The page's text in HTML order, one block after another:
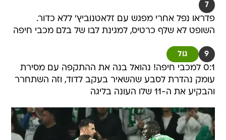
7
פדראו נפל אחרי מפגש עם זלאטנוביץ' ללא כדור.
השופט לא שלף כרטיס, למגינת לבו של בלם מכבי חיפה
9 גול
0:1 למכבי חיפה! נהואל בנה את ההתקפה עם מסירת
עומק נהדרת לסבע שהשאיר בעקב לדוד, וזה השתחרר
והבקיע את ה-11 שלו העונה בליגה